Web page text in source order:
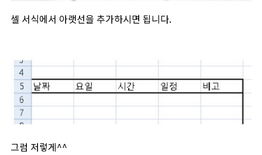
셀 서식에서 아랫선을 추가하시면 됩니다.
그럼 저렇게^^